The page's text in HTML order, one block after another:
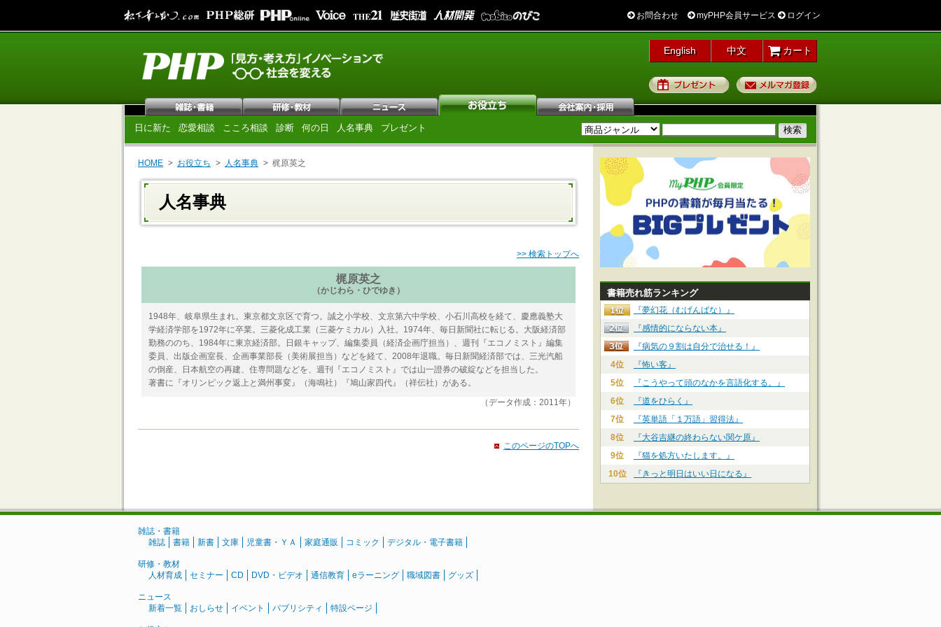
お問合わせ myPHP会員サービス ログイン
English 中文 カート
プレゼント
日に新た 恋愛相談 こころ相談 診断 何の日 人名事典 プレゼント
HOME お役立ち 人名事典 梶原英之
人名事典
>> 検索トップへ
梶原英之
（かじわら・ひでゆき）
1948年、岐阜県生まれ。東京都文京区で育つ。誠之小学校、文京第六中学校、小石川高校を経て、慶應義塾大
学経済学部を1972年に卒業。三菱化成工業（三菱ケミカル）入社。1974年、毎日新聞社に転じる。大阪経済部
勤務ののち、1984年に東京経済部。日銀キャップ、編集委員（経済企画庁担当）、週刊『エコノミスト』編集
委員、出版企画室長、企画事業部長（美術展担当）などを経て、2008年退職。毎日新聞経済部では、三光汽船
の倒産、日本航空の再建、住専問題などを、週刊『エコノミスト』では山一證券の破綻などを担当した。
著書に『オリンピック返上と満州事変』（海鳴社）『鳩山家四代』（祥伝社）がある。
（データ作成：2011年）
このページのTOPへ
書籍売れ筋ランキング
『夢幻花（むげんばな）』
『感情的にならない本』
『病気の９割は自分で治せる！』
4位
『怖い客』
5位
『こうやって頭のなかを言語化する。』
6位
『道をひらく』
7位
『英単語「１万語」習得法』
8位
『大谷吉継の終わらない関ケ原』
9位
『猫を処方いたします。』
10位
『きっと明日はいい日になる』
雑誌・書籍
雑誌
書籍 新書 文庫 児童書・ＹＡ 家庭通販 コミック デジタル・電子書籍
研修・教材
人材育成
セミナー CD DVD・ビデオ 通信教育 eラーニング 職域図書 グッズ
ニュース
新着一覧
おしらせ イベント パブリシティ 特設ページ